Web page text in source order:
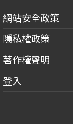
網站安全政策
隱私權政策
著作權聲明
登入